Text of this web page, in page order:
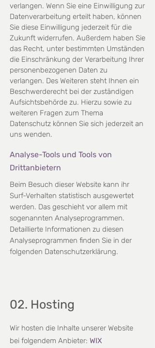
verlangen. Wenn Sie eine Einwilligung zur
Datenverarbeitung erteilt haben, können
Sie diese Einwilligung jederzeit für die
Zukunft widerrufen. Außerdem haben Sie
das Recht, unter bestimmten Umständen
die Einschränkung der Verarbeitung Ihrer
personenbezogenen Daten zu
verlangen. Des Weiteren steht Ihnen ein
Beschwerderecht bei der zuständigen
Aufsichtsbehörde zu. Hierzu sowie zu
weiteren Fragen zum Thema
Datenschutz können Sie sich jederzeit an
uns wenden.
Analyse-Tools und Tools von
Drittanbietern
Beim Besuch dieser Website kann ihr
Surf-Verhalten statistisch ausgewertet
werden. Das geschieht vor allem mit
sogenannten Analyseprogrammen.
Detaillierte Informationen zu diesen
Analyseprogrammen finden Sie in der
folgenden Datenschutzerklärung.
02. Hosting
Wir hosten die Inhalte unserer Website
bei folgendem Anbieter: WIX